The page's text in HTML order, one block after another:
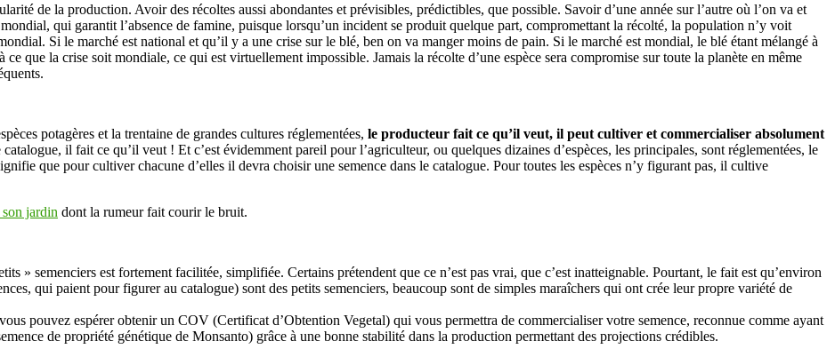
de la production. Avoir des récoltes aussi abondantes et prévisibles, prédictibles, que possible. Savoir d’une année sur l’autre où l’on va et
qui garantit l’absence de famine, puisque lorsqu’un incident se produit quelque part, compromettant la récolté, la population n’y voit
Si le marché est national et qu’il y a une crise sur le blé, ben on va manger moins de pain. Si le marché est mondial, le blé étant mélangé à
que la crise soit mondiale, ce qui est virtuellement impossible. Jamais la récolte d’une espèce sera compromise sur toute la planète en même
potagères et la trentaine de grandes cultures réglementées, le producteur fait ce qu’il veut, il peut cultiver et commercialiser absolument
il fait ce qu’il veut ! Et c’est évidemment pareil pour l’agriculteur, ou quelques dizaines d’espèces, les principales, sont réglementées, le
que pour cultiver chacune d’elles il devra choisir une semence dans le catalogue. Pour toutes les espèces n’y figurant pas, il cultive
jardin dont la rumeur fait courir le bruit.
» semenciers est fortement facilitée, simplifiée. Certains prétendent que ce n’est pas vrai, que c’est inatteignable. Pourtant, le fait est qu’environ
qui paient pour figurer au catalogue) sont des petits semenciers, beaucoup sont de simples maraîchers qui ont crée leur propre variété de
pouvez espérer obtenir un COV (Certificat d’Obtention Vegetal) qui vous permettra de commercialiser votre semence, reconnue comme ayant
de propriété génétique de Monsanto) grâce à une bonne stabilité dans la production permettant des projections crédibles.